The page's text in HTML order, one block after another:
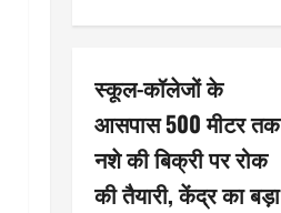
स्कूल-कॉलेजों के
आसपास 500 मीटर तक
नशे की बिक्री पर रोक
की तैयारी, केंद्र का बड़ा